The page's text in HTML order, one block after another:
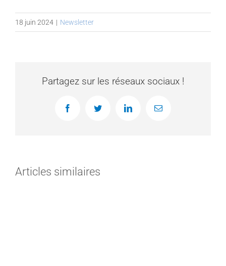
18 juin 2024 | Newsletter
Partagez sur les réseaux sociaux !
FacebookTwitter LinkedInEmail
Articles similaires